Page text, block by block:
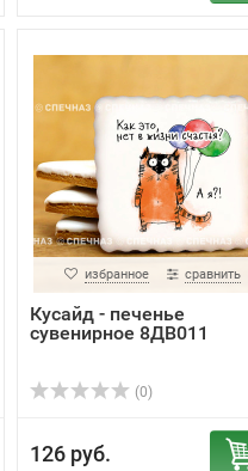
избранное сравнить
Кусайд - печенье
сувенирное 8ДВ011
(0)
126 руб.